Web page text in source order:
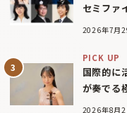
セミファ
2026年7月
PICK UP
国際的に
が奏でる
2026年8月2